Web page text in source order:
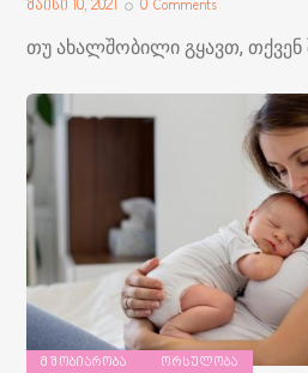
მაისი 10, 2021 0 Comments
თუ ახალშობილი გყავთ, თქვენ
ᲛᲨᲝᲑᲘᲐᲠᲝᲑᲐ ᲝᲠᲡᲣᲚᲝᲑᲐ